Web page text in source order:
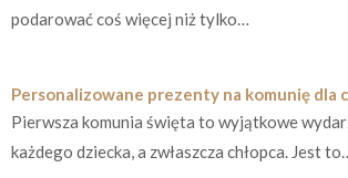
podarować coś więcej niż tylko…
Personalizowane prezenty na komunię dla
Pierwsza komunia święta to wyjątkowe
każdego dziecka, a zwłaszcza chłopca. Jest